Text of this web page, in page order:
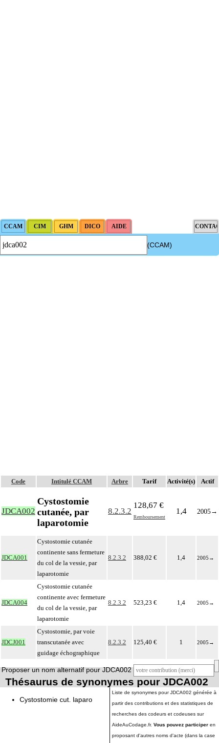
(CCAM)
Code Intitulé CCAM Arbre Tarif Activité(s) Actif
JDCA002
Cystostomie
cutanée, par
laparotomie
8.2.3.2
128,67 €
Remboursement
1,4 2005→
JDCA001
Cystostomie cutanée
continente sans fermeture
du col de la vessie, par
laparotomie
8.2.3.2 388,02 € 1,4 2005 →
JDCA004
Cystostomie cutanée
continente avec fermeture
du col de la vessie, par
laparotomie
8.2.3.2 523,23 € 1,4 2005 →
JDCJ001
Cystostomie, par voie
transcutanée avec
guidage échographique
8.2.3.2 125,40 € 1 2005 →
Proposer un nom alternatif pour JDCA002
Thésaurus de synonymes pour JDCA002
Cystostomie cut. laparo
Liste de synonymes pour JDCA002 générée à
partir des contributions et des statistiques de
recherches des codeurs et codeuses sur
AideAuCodage.fr. Vous pouvez participer en
proposant d'autres noms d'acte (dans la case